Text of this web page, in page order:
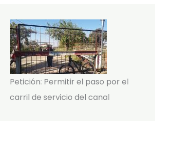
Petición: Permitir el paso por el
carril de servicio del canal